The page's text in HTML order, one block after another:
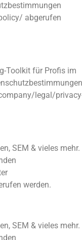
abgerufen
Toolkit für Profis im
legal/
SEM & vieles mehr.
werden.
SEM & vieles mehr.